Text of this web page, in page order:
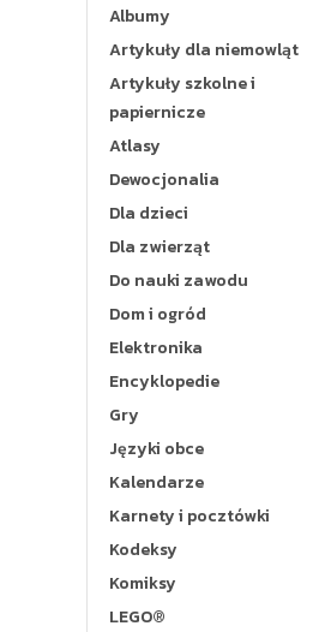
Albumy
Artykuły dla niemowląt
Artykuły szkolne i
papiernicze
Atlasy
Dewocjonalia
Dla dzieci
Dla zwierząt
Do nauki zawodu
Dom i ogród
Elektronika
Encyklopedie
Gry
Języki obce
Kalendarze
Karnety i pocztówki
Kodeksy
Komiksy
LEGO®